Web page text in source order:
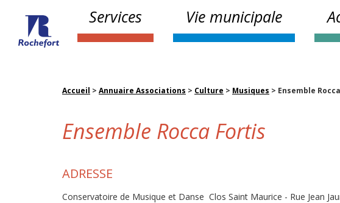
Services Vie municipale
Accueil > Annuaire Associations > Culture > Musiques > Ensemble
Ensemble Rocca Fortis
ADRESSE
Conservatoire de Musique et Danse Clos Saint Maurice - Rue Jean